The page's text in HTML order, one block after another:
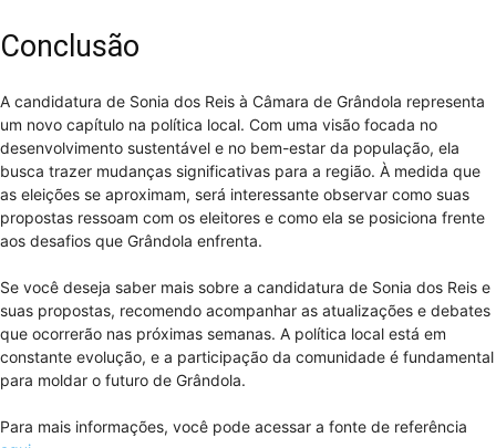
Conclusão
A candidatura de Sonia dos Reis à Câmara de Grândola representa
um novo capítulo na política local. Com uma visão focada no
desenvolvimento sustentável e no bem-estar da população, ela
busca trazer mudanças significativas para a região. À medida que
as eleições se aproximam, será interessante observar como suas
propostas ressoam com os eleitores e como ela se posiciona frente
aos desafios que Grândola enfrenta.
Se você deseja saber mais sobre a candidatura de Sonia dos Reis e
suas propostas, recomendo acompanhar as atualizações e debates
que ocorrerão nas próximas semanas. A política local está em
constante evolução, e a participação da comunidade é fundamental
para moldar o futuro de Grândola.
Para mais informações, você pode acessar a fonte de referência